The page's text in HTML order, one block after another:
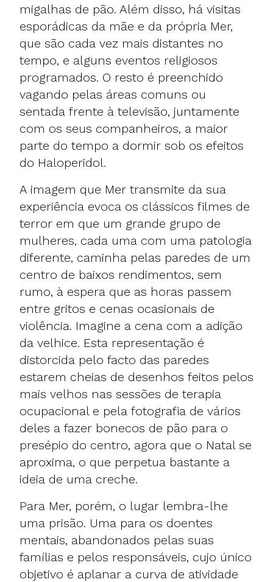
migalhas de pão. Além disso, há visitas
esporádicas da mãe e da própria Mer,
que são cada vez mais distantes no
tempo, e alguns eventos religiosos
programados. O resto é preenchido
vagando pelas áreas comuns ou
sentada frente à televisão, juntamente
com os seus companheiros, a maior
parte do tempo a dormir sob os efeitos
do Haloperidol.
A imagem que Mer transmite da sua
experiência evoca os clássicos filmes de
terror em que um grande grupo de
mulheres, cada uma com uma patologia
diferente, caminha pelas paredes de um
centro de baixos rendimentos, sem
rumo, à espera que as horas passem
entre gritos e cenas ocasionais de
violência. Imagine a cena com a adição
da velhice. Esta representação é
distorcida pelo facto das paredes
estarem cheias de desenhos feitos pelos
mais velhos nas sessões de terapia
ocupacional e pela fotografia de vários
deles a fazer bonecos de pão para o
presépio do centro, agora que o Natal se
aproxima, o que perpetua bastante a
ideia de uma creche.
Para Mer, porém, o lugar lembra-lhe
uma prisão. Uma para os doentes
mentais, abandonados pelas suas
famílias e pelos responsáveis, cujo único
objetivo é aplanar a curva de atividade